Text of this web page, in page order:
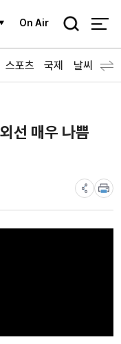
On Air
검
스포츠 국제 날씨
선 매우 나쁨